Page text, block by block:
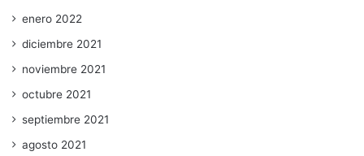
enero 2022
diciembre 2021
noviembre 2021
octubre 2021
septiembre 2021
agosto 2021